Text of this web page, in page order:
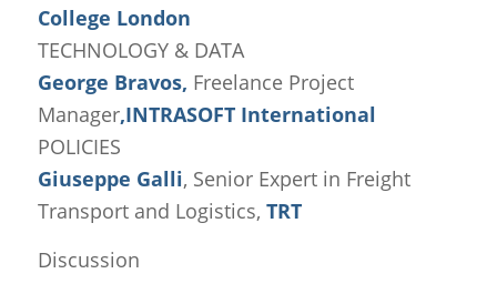
College London
TECHNOLOGY & DATA
George Bravos, Freelance Project
Manager,INTRASOFT International
POLICIES
Giuseppe Galli, Senior Expert in Freight
Transport and Logistics, TRT
Discussion